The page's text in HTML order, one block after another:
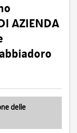
AZIENDA
delle